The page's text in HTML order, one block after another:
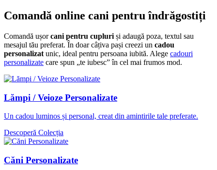
Comandă online cani pentru îndrăgostiți
Comandă ușorcani pentru cupluri și adaugă poza, textul sau
mesajul tău preferat. În doar câțiva pași creezi un cadou
personalizat unic, ideal pentru persoana iubită. Alege cadouri
personalizate care spun „te iubesc” în cel mai frumos mod.
Lămpi / Veioze Personalizate
Un cadou luminos și personal, creat din amintirile tale preferate.
Descoperă Colecția
Căni Personalizate